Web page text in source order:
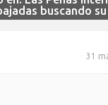
buscando
31